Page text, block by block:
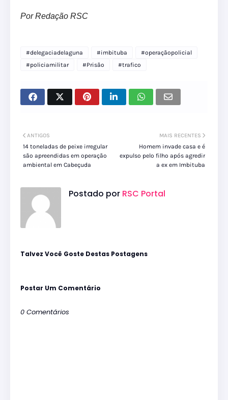
Por Redação RSC
#delegaciadelaguna #imbituba
#operaçãopolicial
#policiamilitar
#Prisão #trafico
MAIS RECENTES
Homem invade casa e é
expulso pelo filho após agredir
a ex em Imbituba
ANTIGOS
14 toneladas de peixe irregular
são apreendidas em operação
ambiental em Cabeçuda
Postado por RSC Portal
Talvez Você Goste Destas Postagens
Postar Um Comentário
0 Comentários